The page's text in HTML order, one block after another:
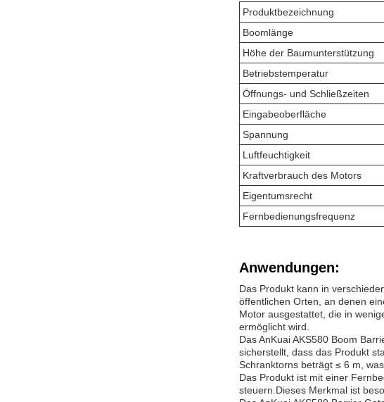
Produktbezeichnung
Boomlänge
Höhe der Baumunterstützung
Betriebstemperatur
Öffnungs- und Schließzeiten
Eingabeoberfläche
Spannung
Luftfeuchtigkeit
Kraftverbrauch des Motors
Eigentumsrecht
Fernbedienungsfrequenz
Anwendungen:
Das Produkt kann in
öffentlichen Orten, an denen
Motor ausgestattet, die in
ermöglicht wird.
Das AnKuai AKS580 Boom
sicherstellt, dass das Produkt
Schranktorns beträgt ≤ 6 m,
Das Produkt ist mit einer
steuern.Dieses Merkmal ist